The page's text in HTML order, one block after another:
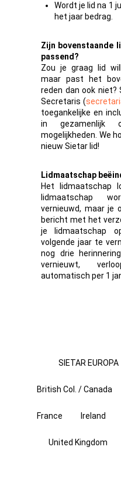
Wordt je lid na 1
het jaar bedrag.
Zijn bovenstaande
passend?
Zou je graag lid
maar past het
reden dan ook niet?
Secretaris (
toegankelijke en
in gezamenlijk
mogelijkheden. We
nieuw Sietar lid!
Lidmaatschap
Het lidmaatschap
lidmaatschap
vernieuwd, maar je
bericht met het
je lidmaatschap
volgende jaar te
nog drie
vernieuwt,
automatisch per 1
SIETAR EUROPA
British Col. / Canada
France Ireland
United Kingdom